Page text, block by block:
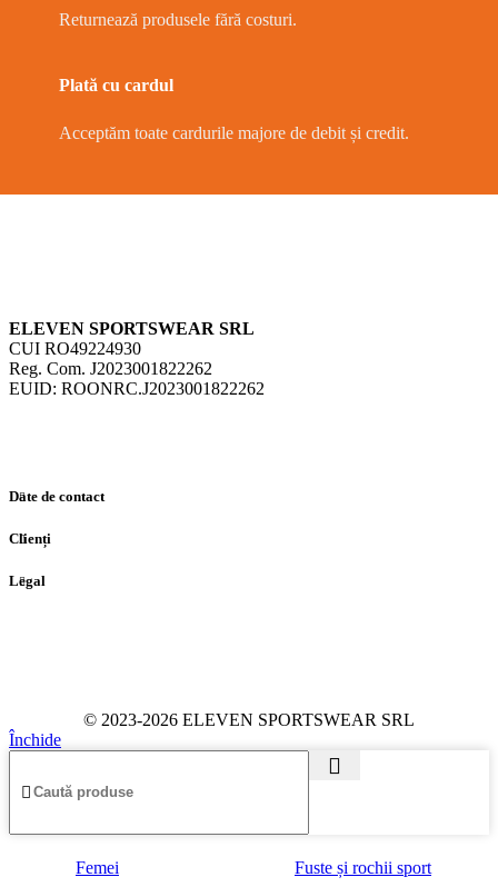
Returnează produsele fără costuri.
Plată cu cardul
Acceptăm toate cardurile majore de debit și credit.
ELEVEN SPORTSWEAR SRL
CUI RO49224930
Reg. Com. J2023001822262
EUID: ROONRC.J2023001822262
Date de contact
Clienți
Legal
© 2023-2026 ELEVEN SPORTSWEAR SRL
Închide
Femei Fuste și rochii sport